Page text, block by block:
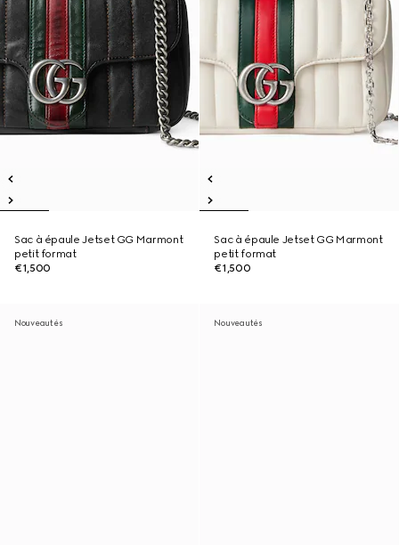
Sac à épaule Jetset GG Marmont
petit format
€1,500
Sac à épaule Jetset GG Marmont
petit format
€1,500
Nouveautés Nouveautés